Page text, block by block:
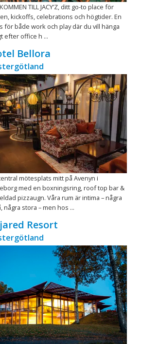
TILL JACY’Z, ditt go-to place för
kickoffs, celebrations och högtider. En
för både work och play där du vill hänga
efter office h ...
Bellora
mötesplats mitt på Avenyn i
med en boxningsring, roof top bar &
pizzaugn. Våra rum är intima – några
några stora – men hos ...
Resort